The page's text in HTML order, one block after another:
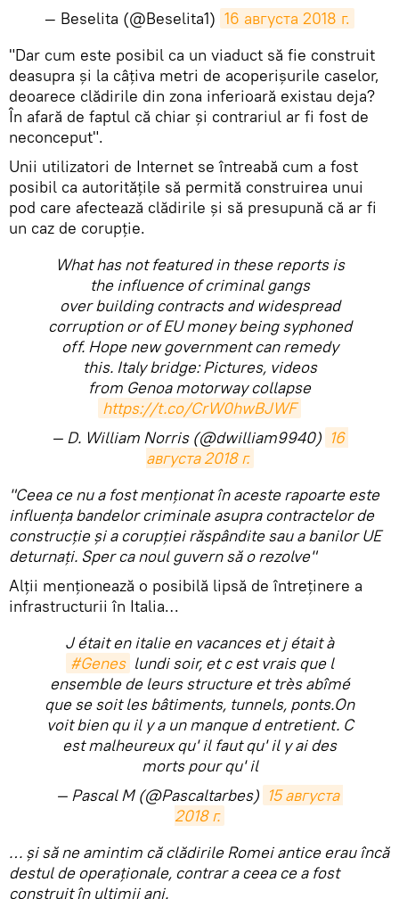
— Beselita (@Beselita1) 16 августа 2018 г.
"Dar cum este posibil ca un viaduct să fie construit
deasupra și la câțiva metri de acoperișurile caselor,
deoarece clădirile din zona inferioară existau deja?
În afară de faptul că chiar și contrariul ar fi fost de
neconceput".
Unii utilizatori de Internet se întreabă cum a fost
posibil ca autoritățile să permită construirea unui
pod care afectează clădirile și să presupună că ar fi
un caz de corupție.
What has not featured in these reports is
the influence of criminal gangs
over building contracts and widespread
corruption or of EU money being syphoned
off. Hope new government can remedy
this. Italy bridge: Pictures, videos
from Genoa motorway collapse
https://t.co/CrW0hwBJWF
— D. William Norris (@dwilliam9940) 16
августа 2018 г.
"Ceea ce nu a fost menționat în aceste rapoarte este
influența bandelor criminale asupra contractelor de
construcție și a corupției răspândite sau a banilor UE
deturnați. Sper ca noul guvern să o rezolve"
Alții menționează o posibilă lipsă de întreținere a
infrastructurii în Italia…
J était en italie en vacances et j était à
#Genes lundi soir, et c est vrais que l
ensemble de leurs structure et très abîmé
que se soit les bâtiments, tunnels, ponts.On
voit bien qu il y a un manque d entretient. C
est malheureux qu' il faut qu' il y ai des
morts pour qu' il
— Pascal M (@Pascaltarbes) 15 августа
2018 г.
… și să ne amintim că clădirile Romei antice erau încă
destul de operaționale, contrar a ceea ce a fost
construit în ultimii ani.